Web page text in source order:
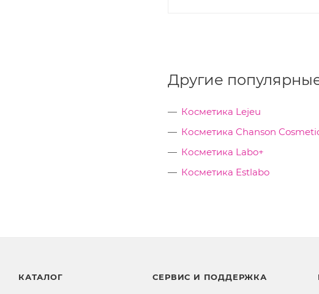
Другие
Косметика Lejeu
Косметика Chanson
Косметика Labo+
Косметика Estlabo
КАТАЛОГ СЕРВИС И ПОДДЕРЖКА